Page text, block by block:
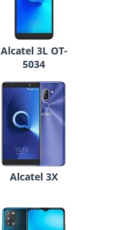
Alcatel 3L OT-
5034
Alcatel 3X